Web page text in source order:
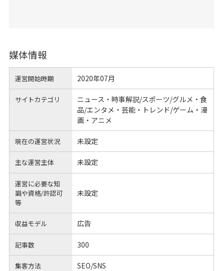
媒体情報
運営開始時期 2020年07月
サイトカテゴリ
ニュース・時事解説/スポーツ/グルメ・食
品/エンタメ・芸能・トレンド/ゲーム・漫
画・アニメ
現在の運営状況 未設定
主な運営主体 未設定
運営に必要な知
識や資格/許認可
等
未設定
収益モデル 広告
記事数 300
集客方法 SEO/SNS